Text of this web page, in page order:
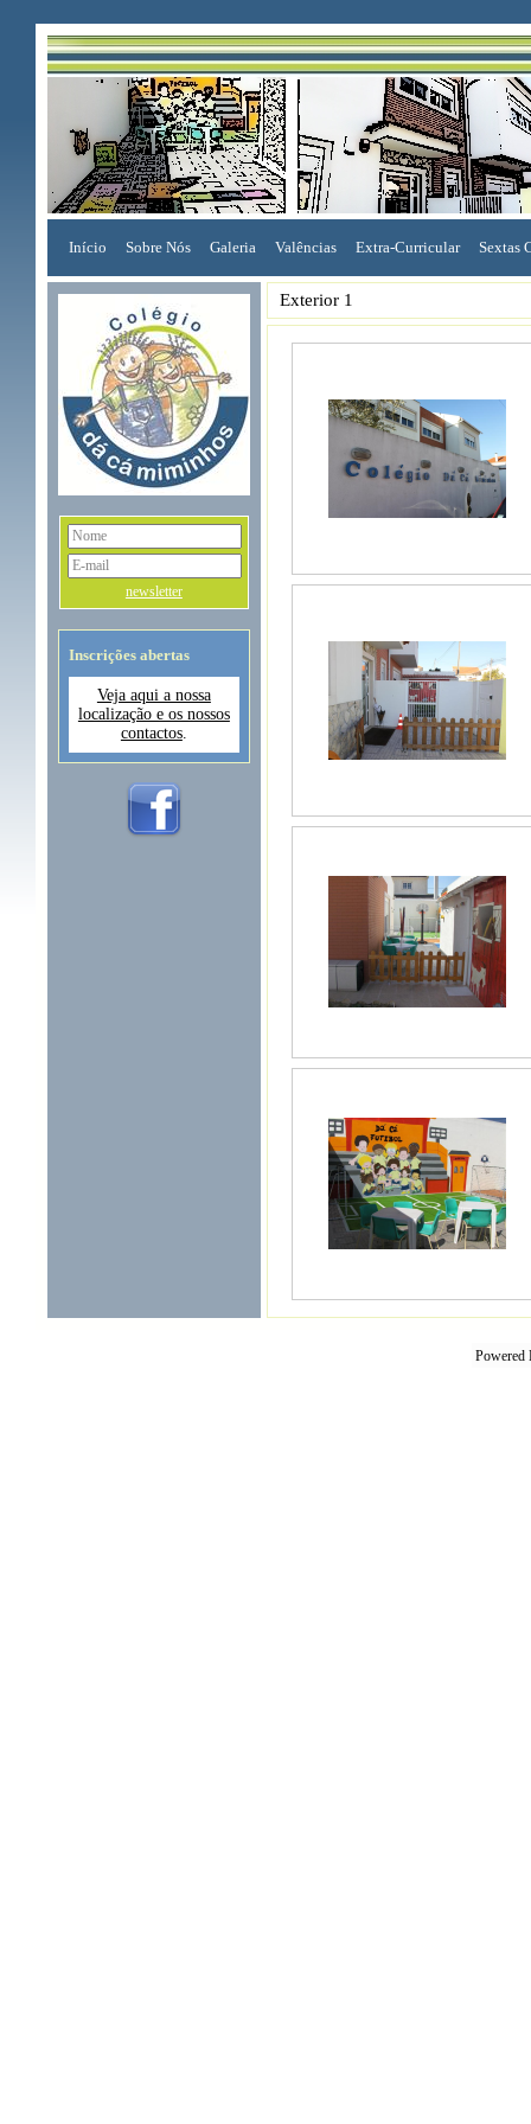
Início Sobre Nós Galeria Valências Extra-Curricular Sextas
newsletter
Inscrições abertas
Veja aqui a nossa
localização e os nossos
contactos.
Exterior 1
Powered